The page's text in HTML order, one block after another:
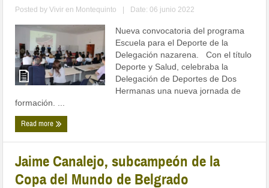
Posted byVivir en Montequinto Date: 06 junio 2022
Nueva convocatoria del programa
Escuela para el Deporte de la
Delegación nazarena. Con el título
Deporte y Salud, celebraba la
Delegación de Deportes de Dos
Hermanas una nueva jornada de
formación. ...
Read more
Jaime Canalejo, subcampeón de la
Copa del Mundo de Belgrado